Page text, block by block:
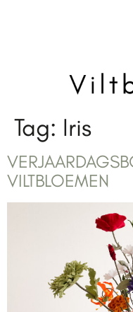
Tag: Iris
VILTBLOEMEN